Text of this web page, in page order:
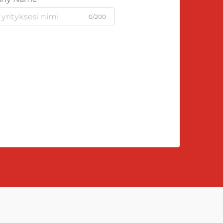
0/200